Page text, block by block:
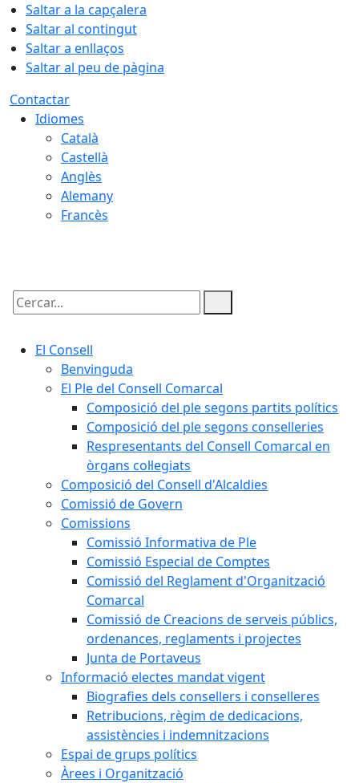
Saltar a la capçalera
Saltar al contingut
Saltar a enllaços
Saltar al peu de pàgina
Contactar
Idiomes
Català
Castellà
Anglès
Alemany
Francès
Cercar:
El Consell
Benvinguda
El Ple del Consell Comarcal
Composició del ple segons partits polítics
Composició del ple segons conselleries
Respresentants del Consell Comarcal en
òrgans col·legiats
Composició del Consell d'Alcaldies
Comissió de Govern
Comissions
Comissió Informativa de Ple
Comissió Especial de Comptes
Comissió del Reglament d'Organització
Comarcal
Comissió de Creacions de serveis públics,
ordenances, reglaments i projectes
Junta de Portaveus
Informació electes mandat vigent
Biografies dels consellers i conselleres
Retribucions, règim de dedicacions,
assistències i indemnitzacions
Espai de grups polítics
Àrees i Organització